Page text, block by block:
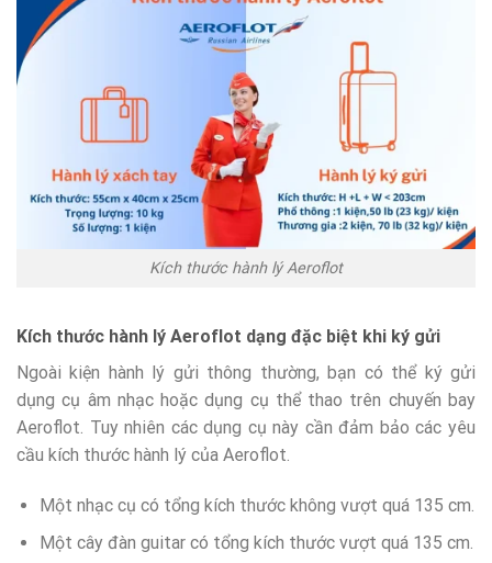
Kích thước hành lý Aeroflot
Kích thước hành lý Aeroflot dạng đặc biệt khi ký gửi
Ngoài kiện hành lý gửi thông thường, bạn có thể ký gửi
dụng cụ âm nhạc hoặc dụng cụ thể thao trên chuyến bay
Aeroflot. Tuy nhiên các dụng cụ này cần đảm bảo các yêu
cầu kích thước hành lý của Aeroflot.
Một nhạc cụ có tổng kích thước không vượt quá 135 cm.
Một cây đàn guitar có tổng kích thước vượt quá 135 cm.